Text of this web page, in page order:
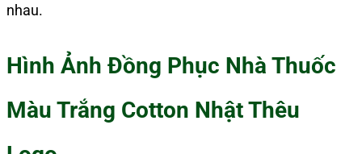
nhau.
Hình Ảnh Đồng Phục Nhà Thuốc
Màu Trắng Cotton Nhật Thêu